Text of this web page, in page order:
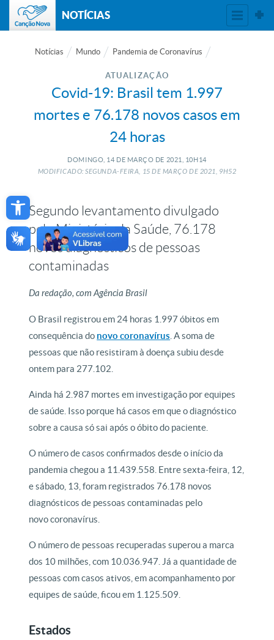
Open toolbar
NOTÍCIAS
Notícias Mundo Pandemia de Coronavírus
ATUALIZAÇÃO
Covid-19: Brasil tem 1.997
mortes e 76.178 novos casos em
24 horas
DOMINGO, 14 DE MARÇO DE 2021, 10H14
MODIFICADO: SEGUNDA-FEIRA, 15 DE MARÇO DE 2021, 9H52
Segundo levantamento divulgado
pelo Ministério da Saúde, 76.178
novos diagnósticos de pessoas
contaminadas
Da redação, com Agência Brasil
O Brasil registrou em 24 horas 1.997 óbitos em
consequência do novo coronavírus . A soma de
pessoas que não resistiram à doença subiu desde
ontem para 277.102.
Ainda há 2.987 mortes em investigação por equipes
de saúde. Isso porque há casos em que o diagnóstico
sobre a causa só sai após o óbito do paciente.
O número de casos confirmados desde o início da
pandemia chegou a 11.439.558. Entre sexta-feira, 12,
e sábado, 13, foram registrados 76.178 novos
diagnósticos de pessoas contaminadas pelo
novo coronavírus.
O número de pessoas recuperadas superou a marca
dos 10 milhões, com 10.036.947. Já a quantidade de
pessoas com casos ativos, em acompanhamento por
equipes de saúde, ficou em 1.125.509.
Estados